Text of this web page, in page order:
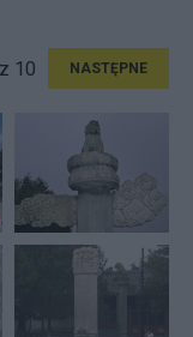
10 NASTĘPNE